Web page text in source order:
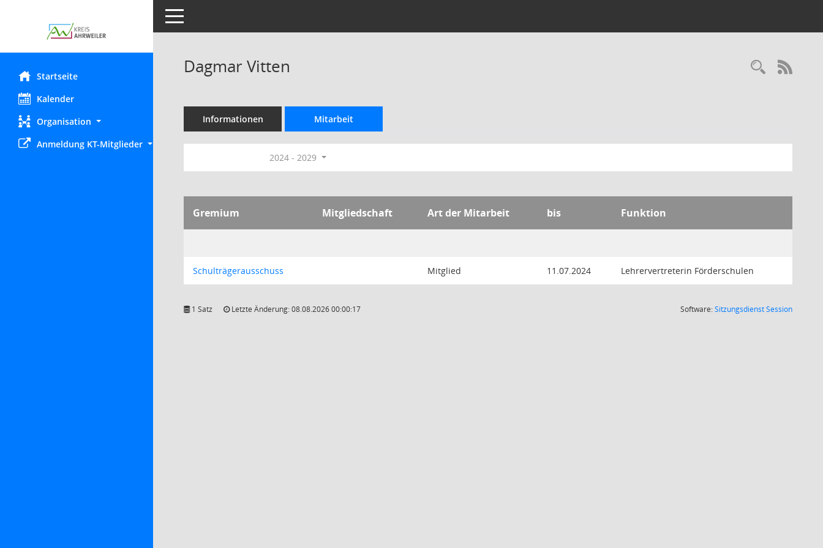
Startseite
Kalender
Organisation
Anmeldung KT-Mitglieder
Toggle navigation
Dagmar Vitten
Informationen Mitarbeit
2024 - 2029
Gremium Mitgliedschaft Art der Mitarbeit bis Funktion
Schulträgerausschuss Mitglied 11.07.2024 Lehrervertreterin Förderschulen
1 Satz Letzte Änderung: 08.08.2026 00:00:17 Software:SitzungsdienstSession(Wird in